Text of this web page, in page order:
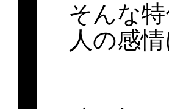
そんな
人の感